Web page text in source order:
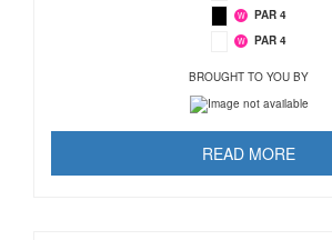
W PAR 4
W PAR 4
BROUGHT TO YOU BY
READ MORE